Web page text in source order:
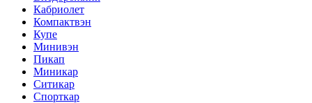
Кабриолет
Компактвэн
Купе
Минивэн
Пикап
Миникар
Ситикар
Спорткар